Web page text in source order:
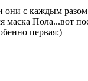
они с каждым
маска Пола...вот
первая:)